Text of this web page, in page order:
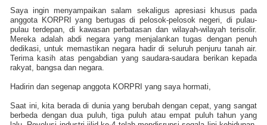
Saya ingin menyampaikan salam sekaligus apresiasi khusus pada
anggota KORPRI yang bertugas di pelosok-pelosok negeri, di pulau-
pulau terdepan, di kawasan perbatasan dan wilayah-wilayah terisolir.
Mereka adalah abdi negara yang menjalankan tugas dengan penuh
dedikasi, untuk memastikan negara hadir di seluruh penjuru tanah air.
Terima kasih atas pengabdian yang saudara-saudara berikan kepada
rakyat, bangsa dan negara.
Hadirin dan segenap anggota KORPRI yang saya hormati,
Saat ini, kita berada di dunia yang berubah dengan cepat, yang sangat
berbeda dengan dua puluh, tiga puluh atau empat puluh tahun yang